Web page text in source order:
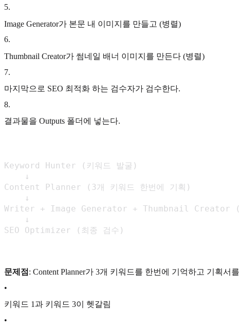
5.
Image Generator가 본문 내 이미지를 만들고 (병렬)
6.
Thumbnail Creator가 썸네일 배너 이미지를 만든다 (병렬)
7.
마지막으로 SEO 최적화 하는 검수자가 검수한다.
8.
결과물을 Outputs 폴더에 넣는다.
Keyword Hunter (키워드 발굴)
    ↓
Content Planner (3개 키워드 한번에 기획)
    ↓
Writer + Image Generator + Thumbnail Creator (
    ↓
SEO Optimizer (최종 검수)
문제점 : Content Planner가 3개 키워드를 한번에 기억하고 기획
•
키워드 1과 키워드 3이 헷갈림
•